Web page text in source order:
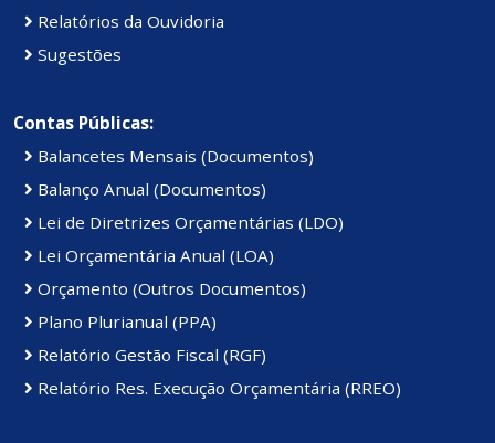
Relatórios da Ouvidoria
Sugestões
Contas Públicas:
Balancetes Mensais (Documentos)
Balanço Anual (Documentos)
Lei de Diretrizes Orçamentárias (LDO)
Lei Orçamentária Anual (LOA)
Orçamento (Outros Documentos)
Plano Plurianual (PPA)
Relatório Gestão Fiscal (RGF)
Relatório Res. Execução Orçamentária (RREO)